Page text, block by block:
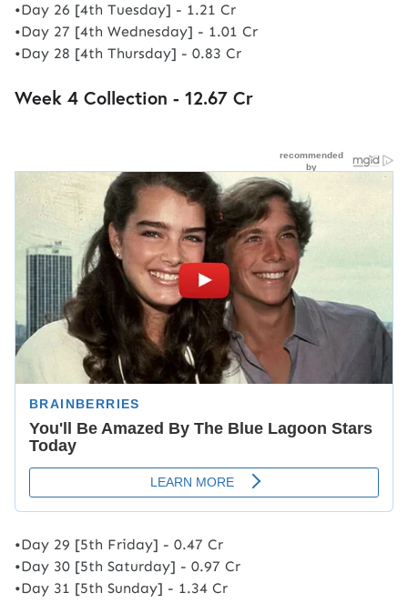
•Day 26 [4th Tuesday] - 1.21 Cr
•Day 27 [4th Wednesday] - 1.01 Cr
•Day 28 [4th Thursday] - 0.83 Cr
Week 4 Collection - 12.67 Cr
•Day 29 [5th Friday] - 0.47 Cr
•Day 30 [5th Saturday] - 0.97 Cr
•Day 31 [5th Sunday] - 1.34 Cr